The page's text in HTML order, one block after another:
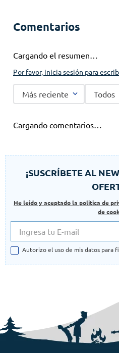
Comentarios
Cargando el resumen…
Por favor, inicia sesión para
Más reciente Todos
Cargando comentarios…
¡SUSCRÍBETE AL
He leído y aceptado la politica de
de
Autorizo el uso de mis datos para